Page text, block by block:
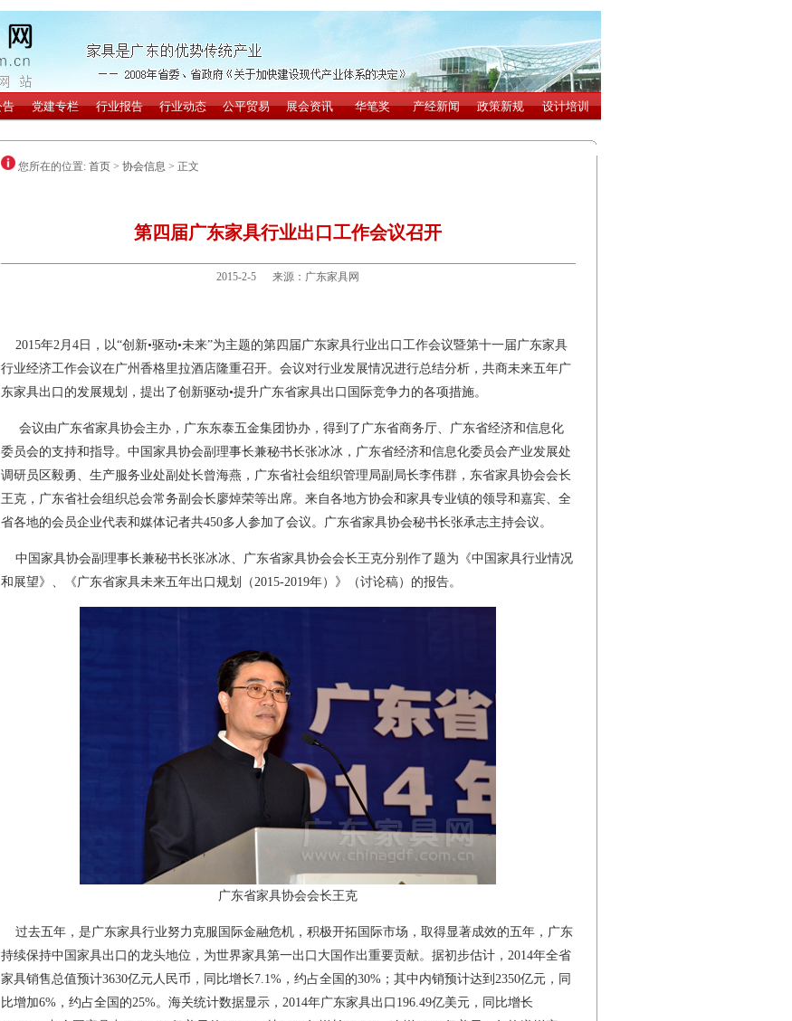
您所在的位置: 首页> 协会信息 > 正文
第四届广东家具行业出口工作会议召开
2015-2-5 来源：广东家具网
2015年2月4日，以“创新•驱动•未来”为主题的第四届广东家具行业出口工作会议暨第十一届广东家具
行业经济工作会议在广州香格里拉酒店隆重召开。会议对行业发展情况进行总结分析，共商未来五年广
东家具出口的发展规划，提出了创新驱动•提升广东省家具出口国际竞争力的各项措施。
会议由广东省家具协会主办，广东东泰五金集团协办，得到了广东省商务厅、广东省经济和信息化
委员会的支持和指导。中国家具协会副理事长兼秘书长张冰冰，广东省经济和信息化委员会产业发展处
调研员区毅勇、生产服务业处副处长曾海燕，广东省社会组织管理局副局长李伟群，东省家具协会会长
王克，广东省社会组织总会常务副会长廖焯荣等出席。来自各地方协会和家具专业镇的领导和嘉宾、全
省各地的会员企业代表和媒体记者共450多人参加了会议。广东省家具协会秘书长张承志主持会议。
中国家具协会副理事长兼秘书长张冰冰、广东省家具协会会长王克分别作了题为《中国家具行业情况
和展望》、《广东省家具未来五年出口规划（2015-2019年）》（讨论稿）的报告。
广东省家具协会会长王克
过去五年，是广东家具行业努力克服国际金融危机，积极开拓国际市场，取得显著成效的五年，广东
持续保持中国家具出口的龙头地位，为世界家具第一出口大国作出重要贡献。据初步估计，2014年全省
家具销售总值预计3630亿元人民币，同比增长7.1%，约占全国的30%；其中内销预计达到2350亿元，同
比增加6%，约占全国的25%。海关统计数据显示，2014年广东家具出口196.49亿美元，同比增长